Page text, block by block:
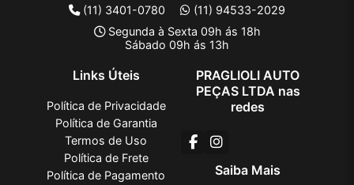
(11) 3401-0780
(11) 94533-2029
Segunda à Sexta 09h ás 18h
Sábado 09h ás 13h
Links Úteis
Política de Privacidade
Política de Garantia
Termos de Uso
Política de Frete
Política de Pagamento
PRAGLIOLI AUTO
PEÇAS LTDA nas
redes
Saiba Mais